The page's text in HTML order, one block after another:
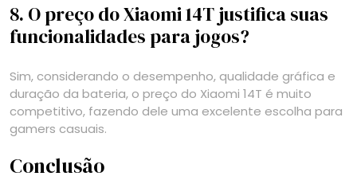
8. O preço do Xiaomi 14T justifica suas
funcionalidades para jogos?
Sim, considerando o desempenho, qualidade gráfica e
duração da bateria, o preço do Xiaomi 14T é muito
competitivo, fazendo dele uma excelente escolha para
gamers casuais.
Conclusão